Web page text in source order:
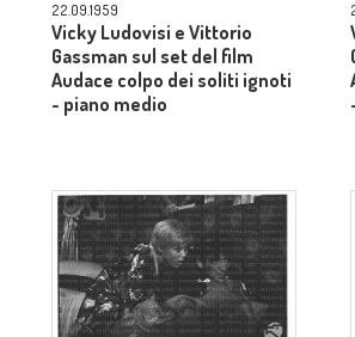
22.09.1959
Vicky Ludovisi e Vittorio
Gassman sul set del film
Audace colpo dei soliti ignoti
- piano medio